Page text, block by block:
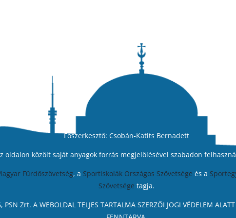
Főszerkesztő: Csobán-Katits Bernadett
oldalon közölt saját anyagok forrás megjelölésével szabadon
Fürdőszövetség, a Sportiskolák Országos Szövetsége és a
Szövetsége tagja.
Zrt. A WEBOLDAL TELJES TARTALMA SZERZŐI JOGI VÉDELEM